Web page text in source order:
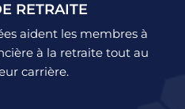
RETRAITE
aident les membres à
à la retraite tout au
carrière.